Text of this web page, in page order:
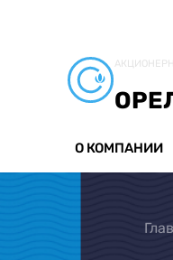
О КОМПАНИИ